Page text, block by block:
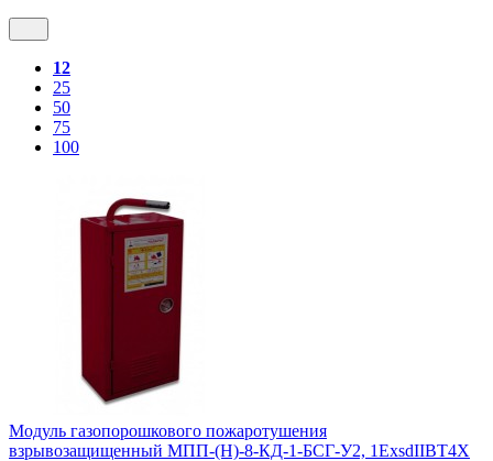
12
25
50
75
100
Модуль газопорошкового пожаротушения
взрывозащищенный МПП-(Н)-8-КД-1-БСГ-У2, 1ЕхsdIIBT4X